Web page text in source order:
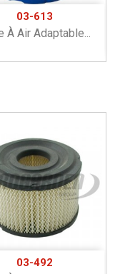
03-613
À Air Adaptable...
03-492